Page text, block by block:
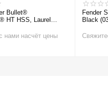
Bullet®
HT HSS, Laurel
нами насчёт цены
Fender
Black